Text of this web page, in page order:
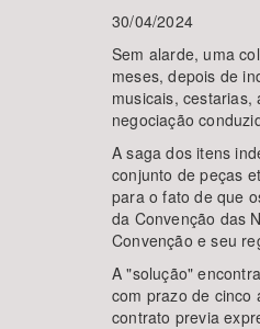
30/04/2024
Sem alarde, uma
meses, depois de
musicais,
negociação
A saga dos itens
conjunto de peças
para o fato de que
da Convenção das
Convenção e seu
A "solução"
com prazo de cinco
contrato previa